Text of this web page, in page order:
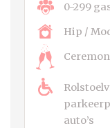
0-299
Hip /
auto’s